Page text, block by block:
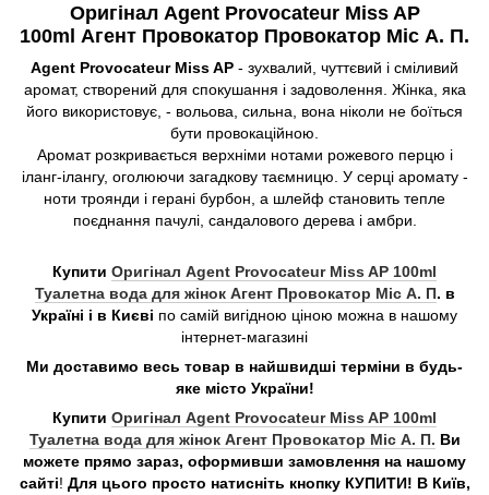
Оригінал Agent Provocateur Miss AP
100ml Агент Провокатор Провокатор Міс А. П.
Agent Provocateur Miss AP - зухвалий, чуттєвий і сміливий
аромат, створений для спокушання і задоволення. Жінка, яка
його використовує, - вольова, сильна, вона ніколи не боїться
бути провокаційною.
Аромат розкривається верхніми нотами рожевого перцю і
іланг-ілангу, оголюючи загадкову таємницю. У серці аромату -
ноти троянди і герані бурбон, а шлейф становить тепле
поєднання пачулі, сандалового дерева і амбри.
Купити Оригінал Agent Provocateur Miss AP 100ml
Туалетна вода для жінок Агент Провокатор Міс А. П. в
Україні і в Києві по самій вигідною ціною можна в нашому
інтернет-магазині
Ми доставимо весь товар в найшвидші терміни в будь-
яке місто України!
Купити Оригінал Agent Provocateur Miss AP 100ml
Туалетна вода для жінок Агент Провокатор Міс А. П. Ви
можете прямо зараз, оформивши замовлення на нашому
сайті! Для цього просто натисніть кнопку КУПИТИ! В Київ,